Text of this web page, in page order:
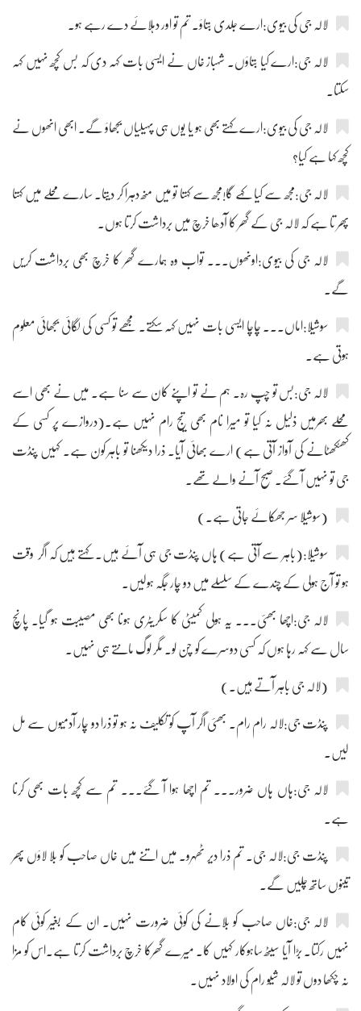
لالہ جی کی بیوی:ارے جلدی بتاؤ۔ تم تو اور دہلائے دے رہے ہو۔
لالہ جی:ارے کیا بتاؤں۔ شہباز خاں نے ایسی بات کہہ دی کہ بس کچھ نہیں کہہ
سکتا۔
لالہ جی کی بیوی:ارے کہتے بھی ہو یا یوں ہی پہیلیاں بجھاؤ گے۔ ابھی انھوں نے
کچھ کہا ہے کیا؟
لالہ جی:مجھ سے کیا کہے گا!مجھ سے کہتا تو میں منھ دہرا کر دیتا۔ سارے محلے میں کہتا
پھر تا ہے کہ لالہ جی کے گھر کا آدھا خرچ میں برداشت کرتا ہوں۔
لالہ جی کی بیوی:اونھوں۔۔۔ تواب وہ ہمارے گھر کا خرچ بھی برداشت کریں
گے۔
سوشیلا:اماں۔۔۔ چاچا ایسی بات نہیں کہہ سکتے۔ مجھے تو کسی کی لگائی بجھائی معلوم
ہوتی ہے۔
لالہ جی:بس تو چپ رہ۔ ہم نے تو اپنے کان سے سنا ہے۔ میں نے بھی اسے
محلے بھرمیں ذلیل نہ کیا تو میرا نام بھی تیج رام نہیں ہے۔(دروازے پر کسی کے
کھٹکھٹانے کی آواز آتی ہے) ارے بھائی آیا۔ ذرا دیکھنا تو باہر کون ہے۔ کہیں پنڈت
جی تو نہیں آ گئے۔ صبح آنے والے تھے۔
(سوشیلا سر جھکائے جاتی ہے۔)
سوشیلا:(باہر سے آتی ہے) ہاں پنڈت جی ہی آئے ہیں۔ کہتے ہیں کہ اگر وقت
ہو تو آج ہولی کے چندے کے سلسلے میں دو چار جگہ ہولیں۔
لالہ جی:اچھا بھئی۔۔۔ یہ ہولی کمیٹی کا سکریٹری ہونا بھی مصیبت ہو گیا۔ پانچ
سال سے کہہ رہا ہوں کہ کسی دوسرے کو چن لو۔ مگر لوگ مانتے ہی نہیں۔
(لالہ جی باہر آتے ہیں۔)
پنڈت جی:لالہ رام رام۔ بھئی اگر آپ کو تکلیف نہ ہو تو ذرا دو چار آدمیوں سے مل
لیں۔
لالہ جی:ہاں ہاں ضرور۔۔۔ تم اچھا ہوا آ گئے۔۔۔ تم سے کچھ بات بھی کرنا
ہے۔
پنڈت جی:لالہ جی۔ تم ذرا دیر ٹھہرو۔ میں اتنے میں خاں صاحب کو بلا لاؤں پھر
تینوں ساتھ چلیں گے۔
لالہ جی:خاں صاحب کو بلانے کی کوئی ضرورت نہیں۔ ان کے بغیر کوئی کام
نہیں رکتا۔ بڑا آیا سیٹھ ساہوکار کہیں کا۔ میرے گھرکا خرچ برداشت کرتا ہے۔اس کو مزا
نہ چکھا دوں تو لالہ شیو رام کی اولاد نہیں۔